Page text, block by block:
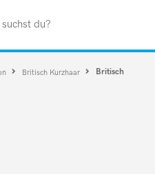
du?
Britisch Kurzhaar
Britisch